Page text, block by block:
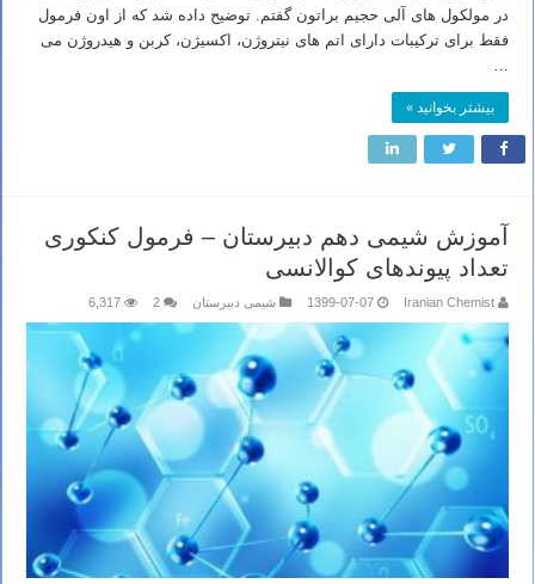
در مولکول های آلی حجیم براتون گفتم. توضیح داده شد که از اون فرمول
فقط برای ترکیبات دارای اتم های نیتروژن، اکسیژن، کربن و هیدروژن می
بیشتر بخوانید »
آموزش شیمی دهم دبیرستان – فرمول کنکوری
تعداد پیوندهای کوالانسی
Iranian Chemist
1399-07-07 شیمی دبیرستان 2
6,317